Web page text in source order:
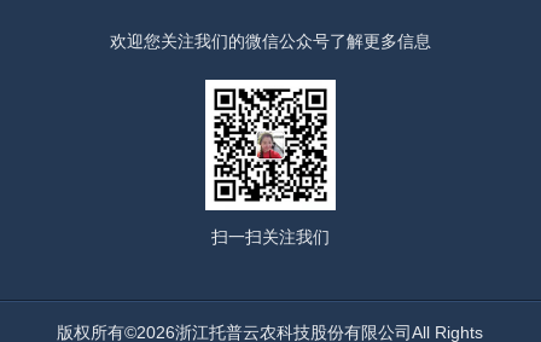
欢迎您关注我们的微信公众号了解更多信息
扫一扫关注我们
版权所有©2026浙江托普云农科技股份有限公司All Rights